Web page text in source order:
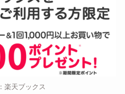
楽天ブックス